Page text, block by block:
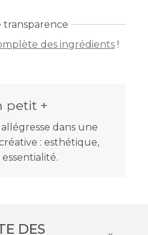
des ingrédients !
petit +
dans une
: esthétique,
DES